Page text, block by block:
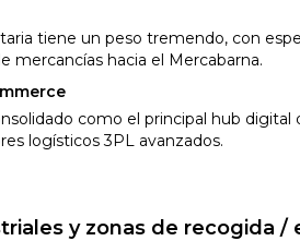
tiene un peso tremendo, con
mercancías hacia el Mercabarna.
como el principal hub
logísticos 3PL avanzados.
y zonas de recogida /